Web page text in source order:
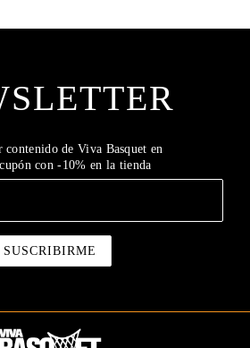
contenido de Viva Basquet en
con -10% en la tienda